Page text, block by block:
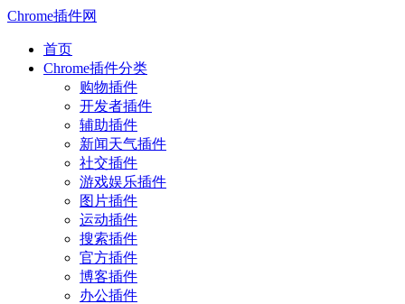
Chrome插件网
首页
Chrome插件分类
购物插件
开发者插件
辅助插件
新闻天气插件
社交插件
游戏娱乐插件
图片插件
运动插件
搜索插件
官方插件
博客插件
办公插件